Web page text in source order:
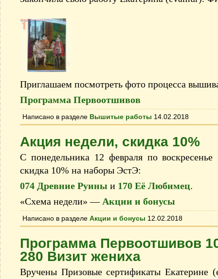
Приглашаем посмотреть фото процесса
Программа Первоотшивов
Написано в разделе Вышитые работы 14.02.2018
Акция недели, скидка 10%
С понедельника 12 февраля по воскресенье
скидка 10% на наборы ЭстЭ:
074 Древние Руины и 170 Её Любимец.
«Схема недели» — Акции и бонусы
Написано в разделе Акции и бонусы 12.02.2018
Программа Первоотшивов
280 Визит жениха
Вручены Призовые сертификаты Екатерине